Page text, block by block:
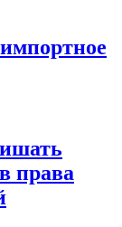
права